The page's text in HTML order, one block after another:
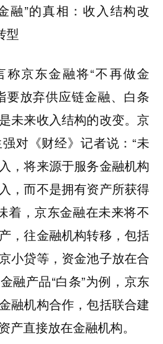
融”的真相：收入结构改
型
称京东金融将“不再做金
要放弃供应链金融、白条
未来收入结构的改变。京
对《财经》记者说：“未
，将来源于服务金融机构
，而不是拥有资产所获得
着，京东金融在未来将不
，往金融机构转移，包括
小贷等，资金池子放在合
融产品“白条”为例，京东
融机构合作，包括联合建
产直接放在金融机构。